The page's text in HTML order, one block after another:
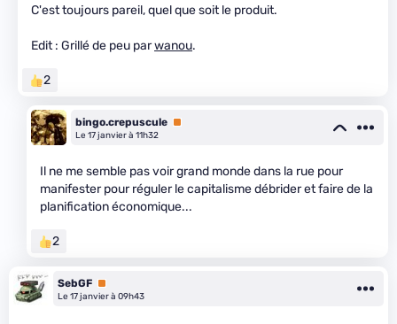
C'est toujours pareil, quel que soit le produit.
Edit : Grillé de peu parwanou.
2
bingo.crepuscule Premium
Le 17 janvier à 11h32
Il ne me semble pas voir grand monde dans la rue pour
manifester pour réguler le capitalisme débrider et faire de la
planification économique...
2
SebGF Premium
Le 17 janvier à 09h43